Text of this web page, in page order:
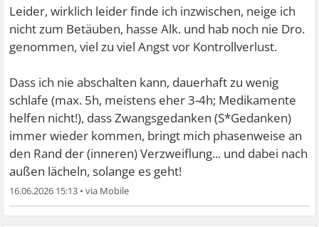
Leider, wirklich leider finde ich inzwischen, neige ich
nicht zum Betäuben, hasse Alk. und hab noch nie Dro.
genommen, viel zu viel Angst vor Kontrollverlust.
Dass ich nie abschalten kann, dauerhaft zu wenig
schlafe (max. 5h, meistens eher 3-4h; Medikamente
helfen nicht!), dass Zwangsgedanken (S*Gedanken)
immer wieder kommen, bringt mich phasenweise an
den Rand der (inneren) Verzweiflung... und dabei nach
außen lächeln, solange es geht!
16.06.2026 15:13 •